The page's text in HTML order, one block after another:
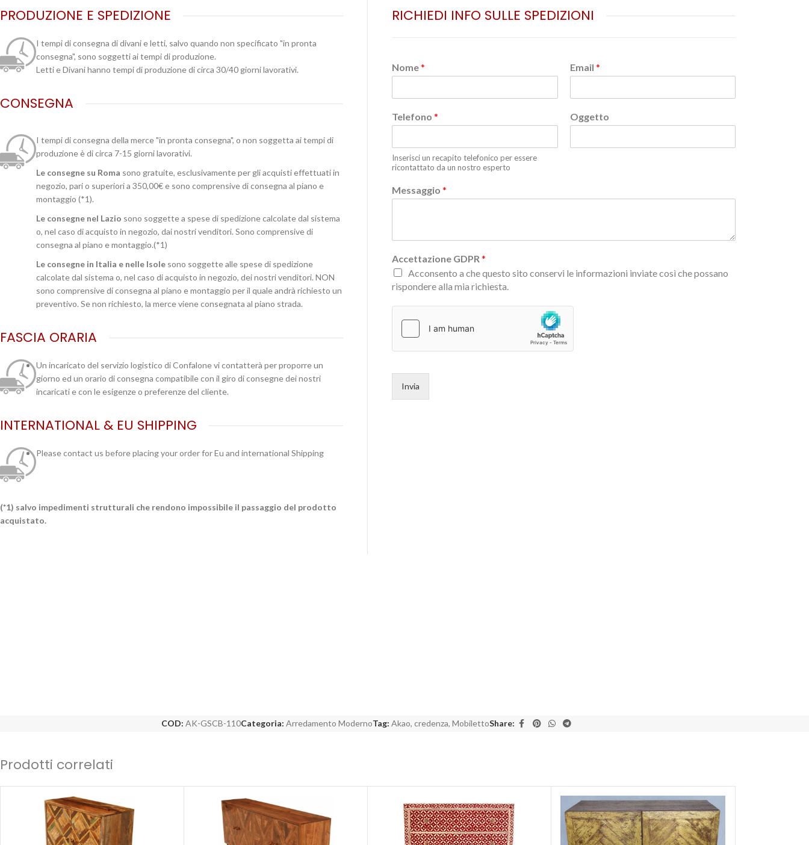
PRODUZIONE E SPEDIZIONE
I tempi di consegna di divani e letti, salvo quando non specificato "in pronta
consegna", sono soggetti ai tempi di produzione.
Letti e Divani hanno tempi di produzione di circa 30/40 giorni lavorativi.
CONSEGNA
I tempi di consegna della merce "in pronta consegna", o non soggetta ai tempi di
produzione è di circa 7-15 giorni lavorativi.
Le consegne su Roma sono gratuite, esclusivamente per gli acquisti effettuati in
negozio, pari o superiori a 350,00€ e sono comprensive di consegna al piano e
montaggio (*1).
Le consegne nel Lazio sono soggette a spese di spedizione calcolate dal sistema
o, nel caso di acquisto in negozio, dai nostri venditori. Sono comprensive di
consegna al piano e montaggio.(*1)
Le consegne in Italia e nelle Isole sono soggette alle spese di spedizione
calcolate dal sistema o, nel caso di acquisto in negozio, dei nostri venditori. NON
sono comprensive di consegna al piano e montaggio per il quale andrà richiesto un
preventivo. Se non richiesto, la merce viene consegnata al piano strada.
FASCIA ORARIA
Un incaricato del servizio logistico di Confalone vi contatterà per proporre un
giorno ed un orario di consegna compatibile con il giro di consegne dei nostri
incaricati e con le esigenze o preferenze del cliente.
INTERNATIONAL & EU SHIPPING
Please contact us before placing your order for Eu and international Shipping
(*1) salvo impedimenti strutturali che rendono impossibile il passaggio del prodotto
acquistato.
RICHIEDI INFO SULLE SPEDIZIONI
Nome* Email *
Telefono *
Inserisci un recapito telefonico per essere
ricontattato da un nostro esperto
Oggetto
Messaggio *
Accettazione GDPR *
Acconsento a che questo sito conservi le informazioni inviate così che possano
rispondere alla mia richiesta.
Invia
COD: AK-GSCB-110Categoria: Arredamento ModernoTag: Akao, credenza, MobilettoShare:
Prodotti correlati